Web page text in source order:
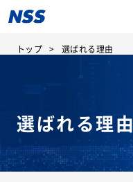
トップ 選ばれる理由
選ばれる理由